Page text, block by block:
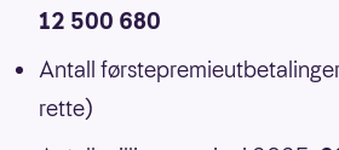
12 500 680
Antall
rette)